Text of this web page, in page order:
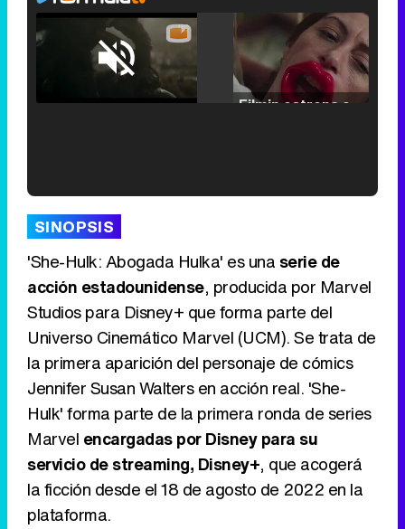
Unmute /
Tráiler en catalán de 'Ravalear', la nueva serie de HBO Max sobre los fondos buitre
SINOPSIS
'She-Hulk: Abogada Hulka' es una serie de
acción estadounidense, producida por Marvel
Studios para Disney+ que forma parte del
Universo Cinemático Marvel (UCM). Se trata de
la primera aparición del personaje de cómics
Jennifer Susan Walters en acción real. 'She-
Hulk' forma parte de la primera ronda de series
Marvel encargadas por Disney para su
servicio de streaming, Disney+, que acogerá
la ficción desde el 18 de agosto de 2022 en la
plataforma.